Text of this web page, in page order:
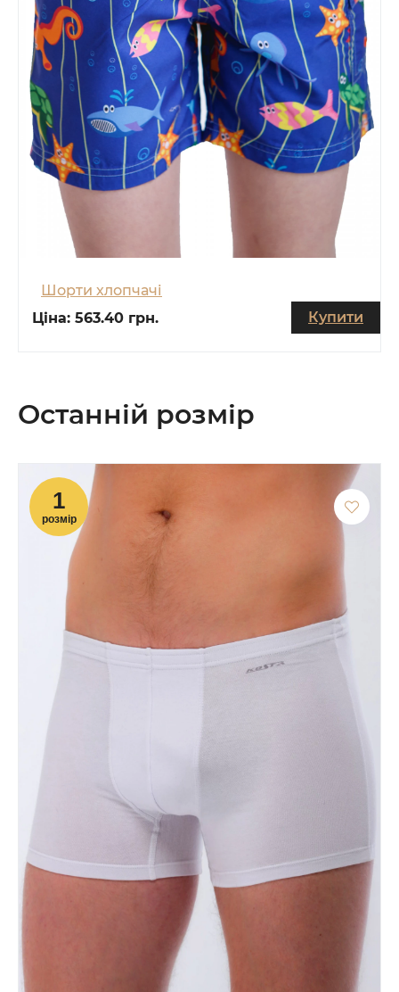
Шорти хлопчачі
Ціна: 563.40 грн. Купити
Останній розмір